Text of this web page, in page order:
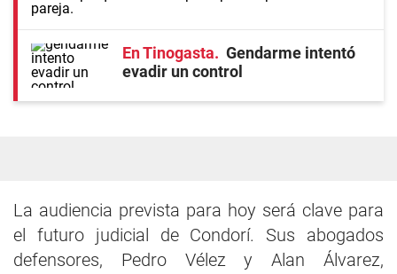
pareja.
En Tinogasta
Gendarme intentó
evadir un control
La audiencia prevista para hoy será clave para
el futuro judicial de Condorí. Sus abogados
defensores, Pedro Vélez y Alan Álvarez,